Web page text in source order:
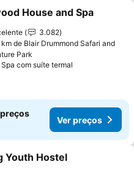
aos favoritos
House and Spa
3.082
km de Blair Drummond Safari and
Park
com suíte termal
Ver preços
aos favoritos
Youth Hostel